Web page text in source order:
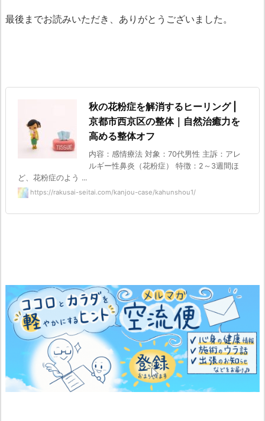
最後までお読みいただき、ありがとうございました。
秋の花粉症を解消するヒーリング |
京都市西京区の整体｜自然治癒力を
高める整体オフ
内容：感情療法 対象：70代男性 主訴：アレ
ルギー性鼻炎（花粉症） 特徴：2～3週間ほ
ど、花粉症のよう ...
https://rakusai-seitai.com/kanjou-case/kahunshou1/